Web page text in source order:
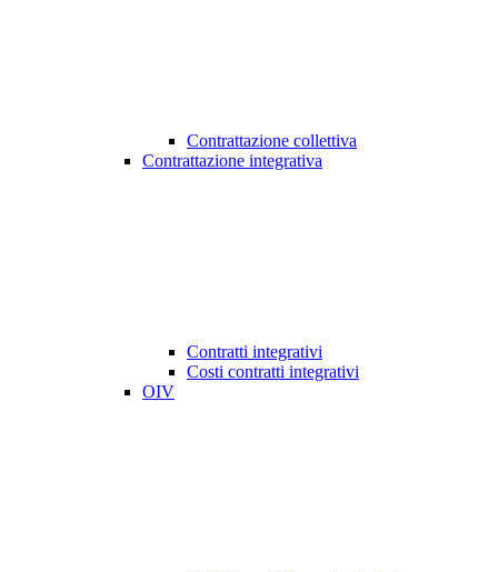
Contrattazione collettiva
Contrattazione integrativa
Contratti integrativi
Costi contratti integrativi
OIV